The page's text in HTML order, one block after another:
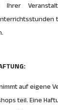
Ihrer
auf eigene
teil. Eine